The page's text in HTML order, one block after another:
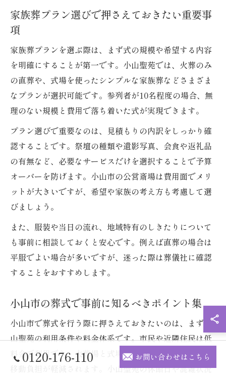
家族葬プラン選びで押さえておきたい重要事
項
家族葬プランを選ぶ際は、まず式の規模や希望する内容
を明確にすることが第一です。小山聖苑では、火葬のみ
の直葬や、式場を使ったシンプルな家族葬などさまざま
なプランが選択可能です。参列者が10名程度の場合、無
理のない規模と費用で落ち着いた式が実現できます。
プラン選びで重要なのは、見積もりの内訳をしっかり確
認することです。祭壇の種類や遺影写真、会食や返礼品
の有無など、必要なサービスだけを選択することで予算
オーバーを防げます。小山市の公営斎場は費用面でメリ
ットが大きいですが、希望や家族の考え方も考慮して選
びましょう。
また、服装や当日の流れ、地域特有のしきたりについて
も事前に相談しておくと安心です。例えば直葬の場合は
平服でよい場合が多いですが、迷った際は葬儀社に確認
することをおすすめします。
小山市の葬式で事前に知るべきポイント集
小山市で葬式を行う際に押さえておきたいのは、まず小
山聖苑の利用条件や料金体系です。市民や近隣住民は低
料金で利用でき、火葬場と式場が一体となっているため
移動負担が軽減されます。小山聖苑の休館日や混雑状況
0120-176-110 お問い合わせはこちら